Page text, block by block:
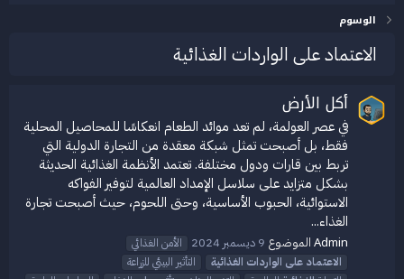
الوسوم
الاعتماد على الواردات الغذائية
أكل الأرض
في عصر العولمة، لم تعد موائد الطعام انعكاسًا للمحاصيل المحلية
فقط، بل أصبحت تمثل شبكة معقدة من التجارة الدولية التي
تربط بين قارات ودول مختلفة. تعتمد الأنظمة الغذائية الحديثة
بشكل متزايد على سلاسل الإمداد العالمية لتوفير الفواكه
الاستوائية، الحبوب الأساسية، وحتى اللحوم، حيث أصبحت تجارة
الغذاء...
Admin الموضوع 9 ديسمبر 2024
الأمن الغذائي
الاعتماد على الواردات الغذائية
التأثير البيئي للزراعة